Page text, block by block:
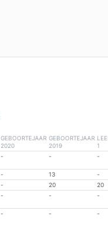
GEBOORTEJAAR
2020
GEBOORTEJAAR
2019
1
- - -
- 13
-
- 20
20
- - -
- - -